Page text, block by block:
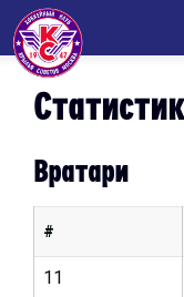
Вратари
#
11